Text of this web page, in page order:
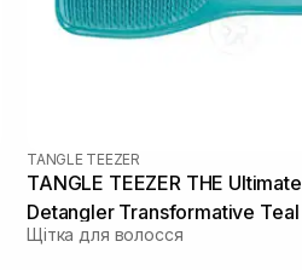
TANGLE TEEZER
TANGLE TEEZER THE Ultimate
Detangler Transformative Teal
Щітка для волосся